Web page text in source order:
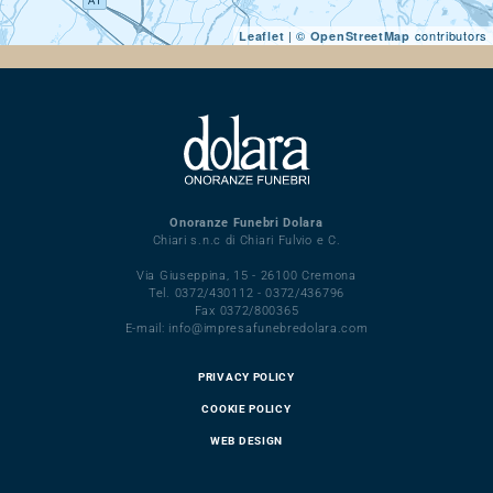
Leaflet | © OpenStreetMap contributors
Onoranze Funebri Dolara
Chiari s.n.c di Chiari Fulvio e C.
Via Giuseppina, 15 - 26100 Cremona
Tel. 0372/430112 - 0372/436796
Fax 0372/800365
E-mail: info@impresafunebredolara.com
PRIVACY POLICY
COOKIE POLICY
WEB DESIGN